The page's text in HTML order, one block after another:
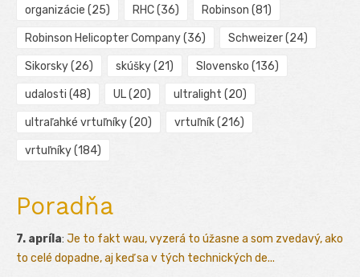
organizácie (25) RHC(36) Robinson (81)
Robinson Helicopter Company(36) Schweizer(24)
Sikorsky(26) skúšky(21) Slovensko (136)
udalosti (48) UL(20) ultralight (20)
ultraľahké vrtuľníky(20) vrtuľník(216)
vrtuľníky(184)
Poradňa
7. apríla: Je to fakt wau, vyzerá to úžasne a som zvedavý, ako
to celé dopadne, aj keď sa v tých technických de...